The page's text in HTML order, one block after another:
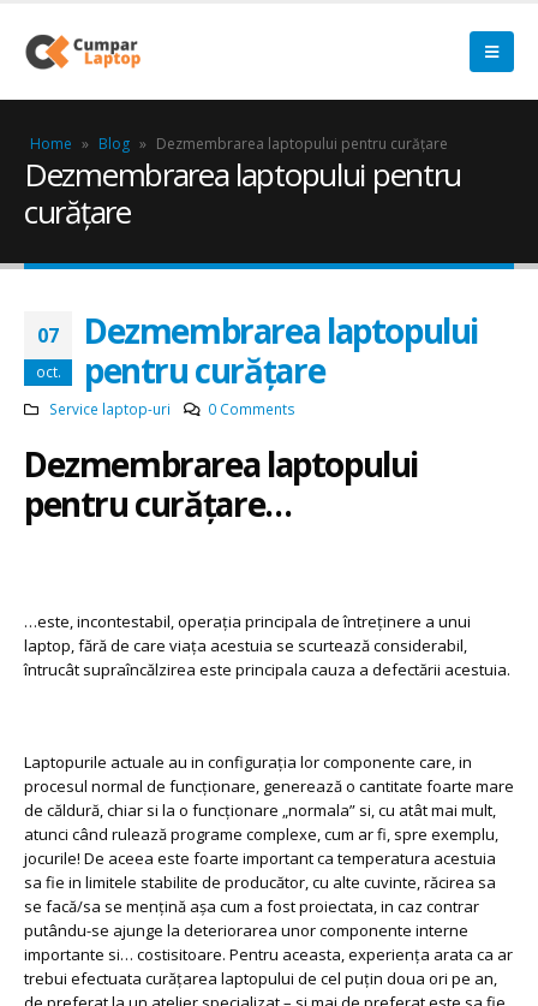
Home » Blog » Dezmembrarea laptopului pentru curățare
Dezmembrarea laptopului pentru
curățare
07
oct.
Dezmembrarea laptopului
pentru curățare
Service laptop-uri 0 Comments
Dezmembrarea laptopului
pentrucurățare…
…este, incontestabil, operația principala de întreținere a unui
laptop, fără de care viața acestuia se scurtează considerabil,
întrucât supraîncălzirea este principala cauza a defectării acestuia.
Laptopurile actuale au in configurația lor componente care, in
procesul normal de funcționare, generează o cantitate foarte mare
de căldură, chiar si la o funcționare „normala” si, cu atât mai mult,
atunci când rulează programe complexe, cum ar fi, spre exemplu,
jocurile! De aceea este foarte important ca temperatura acestuia
sa fie in limitele stabilite de producător, cu alte cuvinte, răcirea sa
se facă/sa se mențină așa cum a fost proiectata, in caz contrar
putându-se ajunge la deteriorarea unor componente interne
importante si… costisitoare. Pentru aceasta, experiența arata ca ar
trebui efectuata curățarea laptopului de cel puțin doua ori pe an,